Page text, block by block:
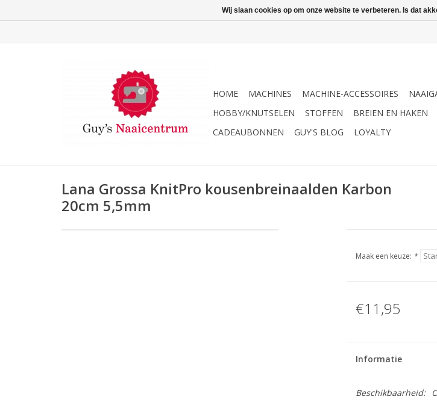
HOME MACHINES MACHINE-ACCESSOIRES
HOBBY/KNUTSELEN
STOFFEN BREIEN EN HAKEN
CADEAUBONNEN
GUY'S BLOG LOYALTY
Lana Grossa KnitPro kousenbreinaalden Karbon
20cm 5,5mm
Maak een keuze: *
€11,95
Informatie
Beschikbaarheid:
Wij slaan cookies op om onze website te verbeteren. Is dat